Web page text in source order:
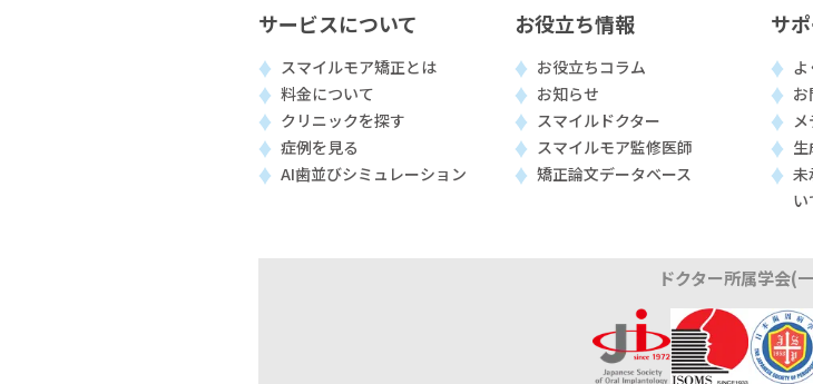
サービスについて
スマイルモア矯正とは
料金について
クリニックを探す
症例を見る
AI歯並びシミュレーション
お役立ち情報
お役立ちコラム
お知らせ
スマイルドクター
スマイルモア監修医師
矯正論文データベース
サ
未
い
ドクター所属学会(